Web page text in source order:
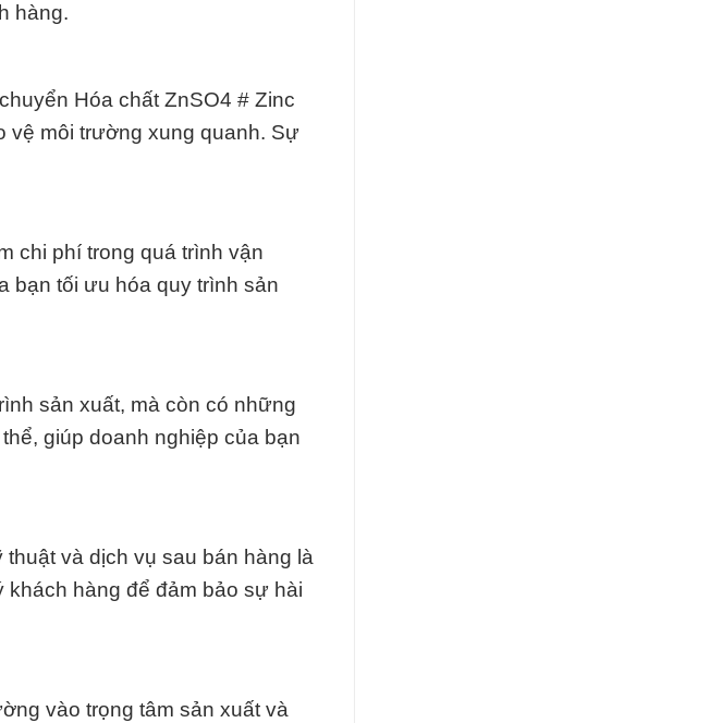
hàng.
Hóa chất ZnSO4 # Zinc
vệ môi trường xung quanh. Sự
chi phí trong quá trình vận
bạn tối ưu hóa quy trình sản
sản xuất, mà còn có những
giúp doanh nghiệp của bạn
và dịch vụ sau bán hàng là
khách hàng để đảm bảo sự hài
vào trọng tâm sản xuất và